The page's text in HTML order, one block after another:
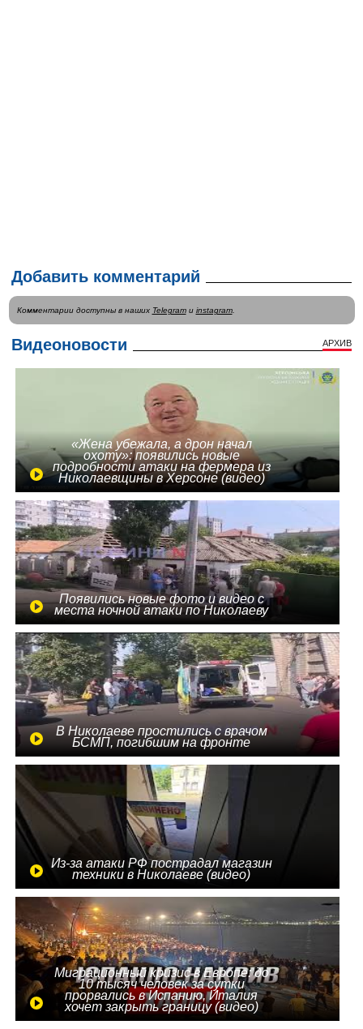
Добавить комментарий
Комментарии доступны в наших Telegramи instagram.
Видеоновости АРХИВ
«Жена убежала, а дрон начал
охоту»: появились новые
подробности атаки на фермера из
Николаевщины в Херсоне (видео)
Появились новые фото и видео с
места ночной атаки по Николаеву
В Николаеве простились с врачом
БСМП, погибшим на фронте
Из-за атаки РФ пострадал магазин
техники в Николаеве (видео)
Миграционный кризис в Европе: до
10 тысяч человек за сутки
прорвались в Испанию, Италия
хочет закрыть границу (видео)